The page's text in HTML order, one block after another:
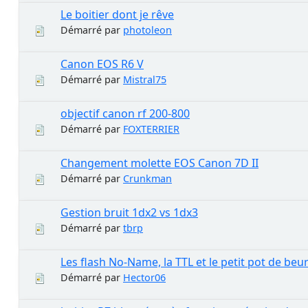
Le boitier dont je rêve
Démarré par photoleon
Canon EOS R6 V
Démarré par Mistral75
objectif canon rf 200-800
Démarré par FOXTERRIER
Changement molette EOS Canon 7D II
Démarré par Crunkman
Gestion bruit 1dx2 vs 1dx3
Démarré par tbrp
Les flash No-Name, la TTL et le petit pot de
Démarré par Hector06